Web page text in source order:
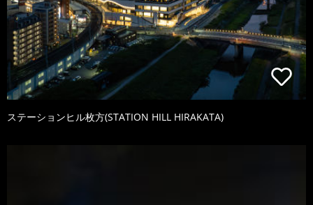
ステーションヒル枚方(STATION HILL HIRAKATA)